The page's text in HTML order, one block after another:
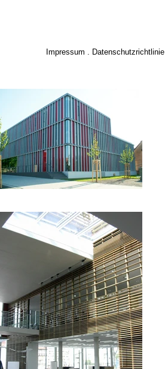
Impressum . Datenschutzrichtlinie